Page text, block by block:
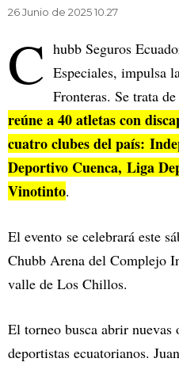
26 Junio de 2025 10.27
C hubb Seguros
Especiales, impulsa
Fronteras. Se trata
reúne a 40 atletas con
cuatro clubes del país:
Deportivo Cuenca, Liga
Vinotinto.
El evento se celebrará este
Chubb Arena del Complejo
valle de Los Chillos.
El torneo busca abrir nuevas
deportistas ecuatorianos.